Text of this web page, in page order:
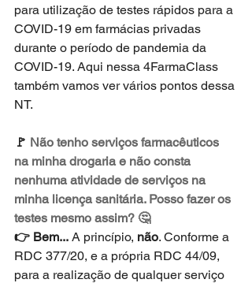
para utilização de testes rápidos para a
COVID-19 em farmácias privadas
durante o período de pandemia da
COVID-19. Aqui nessa 4FarmaClass
também vamos ver vários pontos dessa
NT.
🚩 Não tenho serviços farmacêuticos
na minha drogaria e não consta
nenhuma atividade de serviços na
minha licença sanitária. Posso fazer os
testes mesmo assim? 🤔
👉 Bem... A princípio, não. Conforme a
RDC 377/20, e a própria RDC 44/09,
para a realização de qualquer serviço